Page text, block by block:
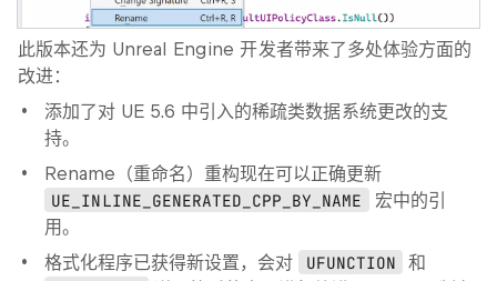
此版本还为 Unreal Engine 开发者带来了多处体验方面的
改进：
添加了对 UE 5.6 中引入的稀疏类数据系统更改的支
持。
Rename （重命名）重构现在可以正确更新
UE_INLINE_GENERATED_CPP_BY_NAME
宏中的引
用。
格式化程序已获得新设置，会对
UFUNCTION
和